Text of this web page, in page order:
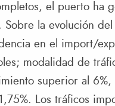
el puerto ha
Sobre la evolución
en el import/
modalidad de
superior al
Los tráficos